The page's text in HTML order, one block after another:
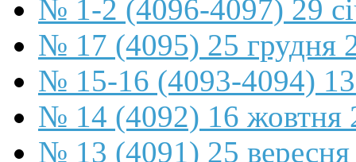
№ 1-2 (4096-4097) 29
№ 17 (4095) 25 грудня
№ 15-16 (4093-4094) 13
№ 14 (4092) 16 жовтня
№ 13 (4091) 25